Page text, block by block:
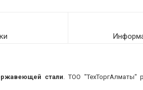
стали. ТОО "ТехТоргАлматы"